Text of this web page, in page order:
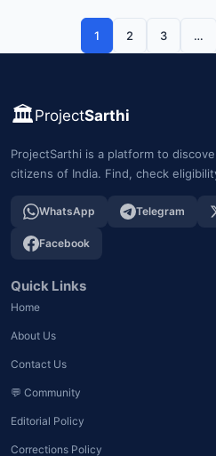
1 2 3 …
🏛️ProjectSarthi
ProjectSarthi is a platform to
citizens of India. Find, check
WhatsApp Telegram
Facebook
Quick Links
Home
About Us
Contact Us
💬 Community
Editorial Policy
Corrections Policy